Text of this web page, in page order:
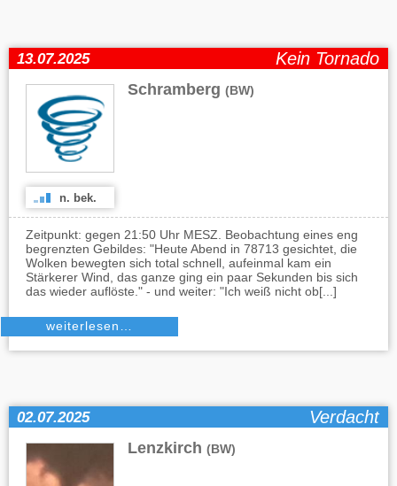
13.07.2025 Kein Tornado
Schramberg (BW)
n. bek.
Zeitpunkt: gegen 21:50 Uhr MESZ. Beobachtung eines eng
begrenzten Gebildes: "Heute Abend in 78713 gesichtet, die
Wolken bewegten sich total schnell, aufeinmal kam ein
Stärkerer Wind, das ganze ging ein paar Sekunden bis sich
das wieder auflöste." - und weiter: "Ich weiß nicht ob[...]
weiterlesen…
02.07.2025 Verdacht
Lenzkirch (BW)